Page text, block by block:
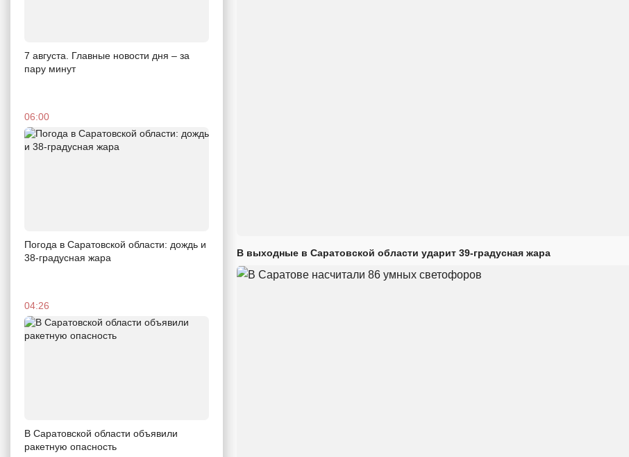
7 августа. Главные новости дня – за
пару минут
06:00
Погода в Саратовской области: дождь и
38-градусная жара
04:26
В Саратовской области объявили
ракетную опасность
В выходные в Саратовской области ударит 39-градусная жара